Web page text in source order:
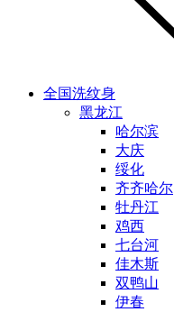
全国洗纹身
黑龙江
哈尔滨
大庆
绥化
齐齐哈尔
牡丹江
鸡西
七台河
佳木斯
双鸭山
伊春